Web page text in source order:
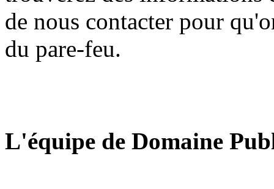
de nous contacter pour
du pare-feu.
L'équipe de Domaine